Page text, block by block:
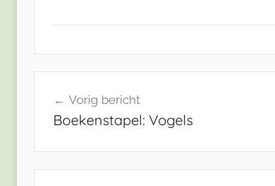
navigatie
Vorig bericht
Boekenstapel: Vogels